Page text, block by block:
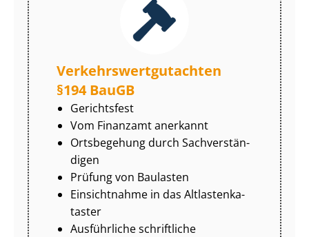
Ver­kehrs­wert­gut­ach­ten
§194 BauGB
Gerichtsfest
Vom Finanzamt anerkannt
Ortsbegehung durch Sach­ver­stän­
di­gen
Prüfung von Baulasten
Einsichtnahme in das Alt­las­ten­ka­
tas­ter
Ausführliche schriftliche